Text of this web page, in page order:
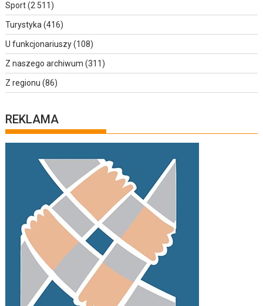
Sport(2 511)
Turystyka (416)
U funkcjonariuszy(108)
Z naszego archiwum (311)
Z regionu (86)
REKLAMA